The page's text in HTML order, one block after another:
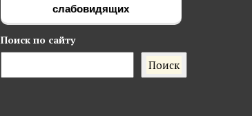
слабовидящих
Поискпо сайту
Поиск